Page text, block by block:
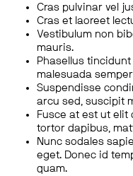
Cras pulvinar vel
Cras et laoreet
Vestibulum non
mauris.
Phasellus
malesuada
Suspendisse
arcu sed, suscipit
Fusce at est ut elit
tortor dapibus,
Nunc sodales
eget. Donec id
quam.